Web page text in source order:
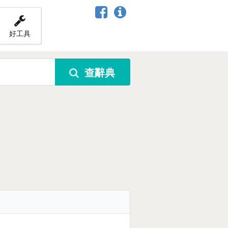
好工具
查辭典